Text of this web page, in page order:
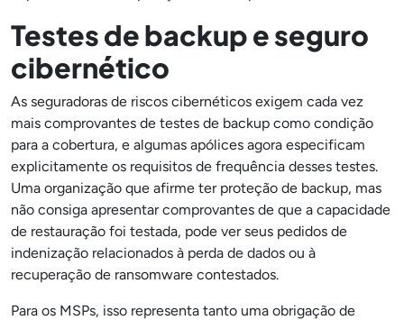
Testes de backup e seguro
cibernético
As seguradoras de riscos cibernéticos exigem cada vez
mais comprovantes de testes de backup como condição
para a cobertura, e algumas apólices agora especificam
explicitamente os requisitos de frequência desses testes.
Uma organização que afirme ter proteção de backup, mas
não consiga apresentar comprovantes de que a capacidade
de restauração foi testada, pode ver seus pedidos de
indenização relacionados à perda de dados ou à
recuperação de ransomware contestados.
Para os MSPs, isso representa tanto uma obrigação de